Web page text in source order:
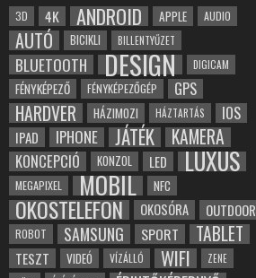
3D 4K ANDROID APPLE AUDIO
AUTÓ BICIKLI BILLENTYŰZET
BLUETOOTH DESIGN DIGICAM
FÉNYKÉPEZŐ FÉNYKÉPEZŐGÉP GPS
HARDVER HÁZIMOZI HÁZTARTÁS IOS
IPAD IPHONE JÁTÉK KAMERA
KONCEPCIÓ KONZOL LED LUXUS
MEGAPIXEL MOBIL NFC
OKOSTELEFON OKOSÓRA OUTDOOR
ROBOT SAMSUNG SPORT TABLET
TESZT VIDEÓ VÍZÁLLÓ WIFI
ZENE